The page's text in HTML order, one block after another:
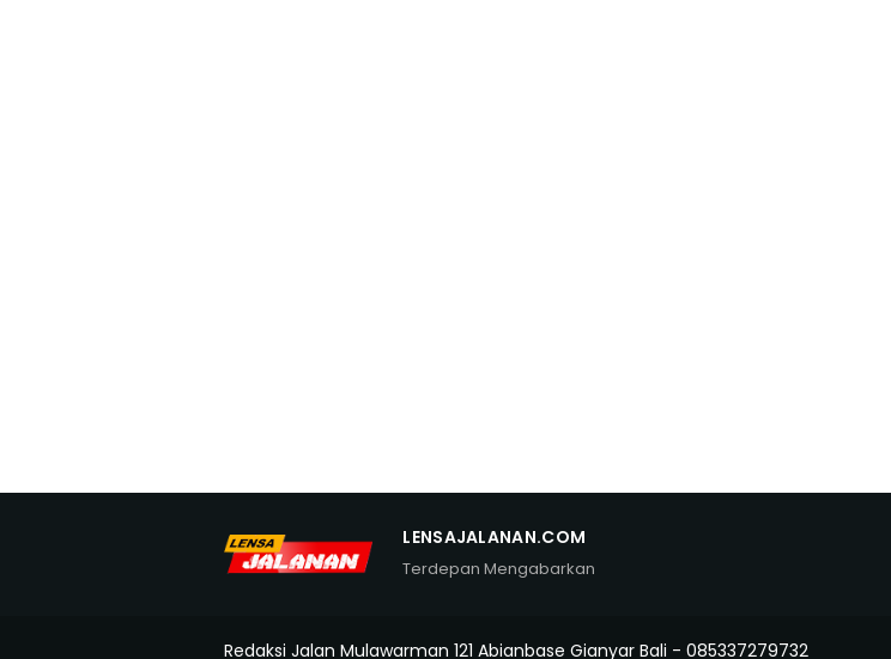
LENSAJALANAN.COM
Terdepan Mengabarkan
Redaksi Jalan Mulawarman 121 Abianbase Gianyar Bali - 085337279732